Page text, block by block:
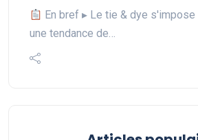
En bref ▸ Le tie & dye
une tendance de…